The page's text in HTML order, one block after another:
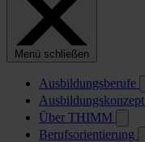
Menü schließen
Ausbildungsberufe
Ausbildungskonzept
Über THIMM
Berufsorientierung